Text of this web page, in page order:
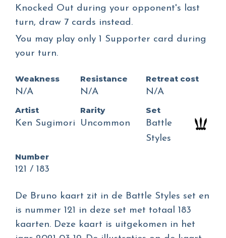
Knocked Out during your opponent's last
turn, draw 7 cards instead.
You may play only 1 Supporter card during
your turn.
Weakness
N/A
Resistance
N/A
Retreat cost
N/A
Artist
Ken Sugimori
Rarity
Uncommon
Set
Battle
Styles
Number
121 / 183
De Bruno kaart zit in de Battle Styles set en
is nummer 121 in deze set met totaal 183
kaarten. Deze kaart is uitgekomen in het